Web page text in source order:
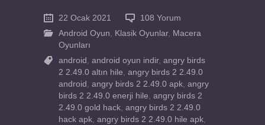
22 Ocak 2021
108 Yorum
Android Oyun, Klasik Oyunlar, Macera
Oyunları
android , android oyun indir, angry birds
2 2.49.0 altın hile, angry birds 2 2.49.0
android , angry birds 2 2.49.0 apk, angry
birds 2 2.49.0 enerji hile, angry birds 2
2.49.0 gold hack, angry birds 2 2.49.0
hack apk, angry birds 2 2.49.0 hile apk,